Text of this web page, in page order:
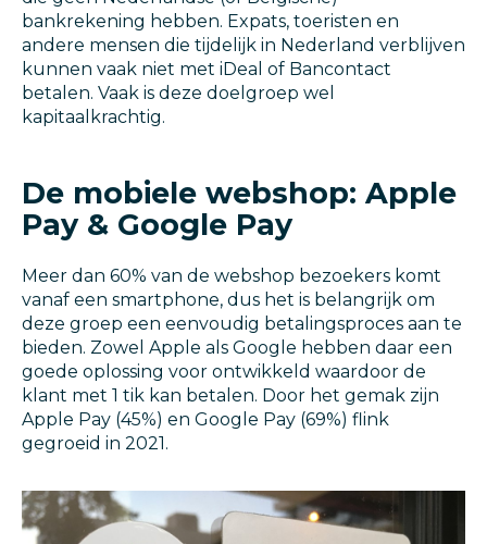
bankrekening hebben. Expats, toeristen en
andere mensen die tijdelijk in Nederland verblijven
kunnen vaak niet met iDeal of Bancontact
betalen. Vaak is deze doelgroep wel
kapitaalkrachtig.
De mobiele webshop: Apple
Pay & Google Pay
Meer dan 60% van de webshop bezoekers komt
vanaf een smartphone, dus het is belangrijk om
deze groep een eenvoudig betalingsproces aan te
bieden. Zowel Apple als Google hebben daar een
goede oplossing voor ontwikkeld waardoor de
klant met 1 tik kan betalen. Door het gemak zijn
Apple Pay (45%) en Google Pay (69%) flink
gegroeid in 2021.